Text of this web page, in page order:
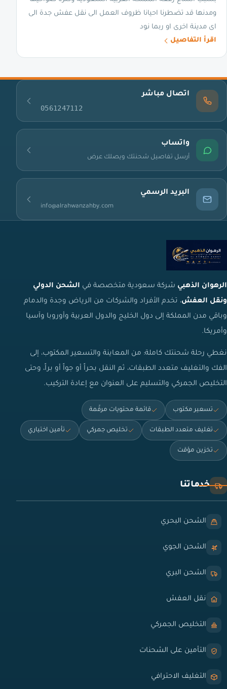
ومدنها قد تضطرنا احيانا ظروف العمل الى نقل عفش جدة الى
اى مدينة اخرى او ربما نود
اقرأ التفاصيل
اتصال مباشر
0561247112
واتساب
أرسل تفاصيل شحنتك ويصلك عرض
البريد الرسمي
info@alrahwanzahby.com
الرهوان الذهبي شركة سعودية متخصصة في الشحن الدولي
ونقل العفش، تخدم الأفراد والشركات من الرياض وجدة والدمام
وباقي مدن المملكة إلى دول الخليج والدول العربية وأوروبا وآسيا
وأمريكا.
نغطي رحلة شحنتك كاملة: من المعاينة والتسعير المكتوب، إلى
الفك والتغليف متعدد الطبقات، ثم النقل بحراً أو جواً أو براً، وحتى
التخليص الجمركي والتسليم على العنوان مع إعادة التركيب.
تسعير مكتوب قائمة محتويات مرقّمة
تغليف متعدد الطبقات تخليص جمركي تأمين اختياري
تخزين مؤقت
خدماتنا
الشحن البحري
الشحن الجوي
الشحن البري
نقل العفش
التخليص الجمركي
التأمين على الشحنات
التغليف الاحترافي